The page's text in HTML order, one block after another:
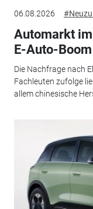
06.08.2026
Automarkt
E-Auto-Boom
Die Nachfrage nach
Fachleuten zufolge
allem chinesische